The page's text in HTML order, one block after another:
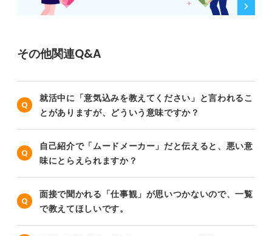
その他関連Q&A
就活中に「意気込みを教えてください」と言われるこ
とがありますが、どういう意味ですか？
自己紹介で「ムードメーカー」だと伝えると、悪い意
味にとらえられますか？
面接で聞かれる「仕事観」が思いつかないので、一覧
で教えてほしいです。